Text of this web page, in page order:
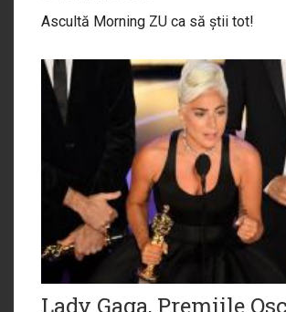
Ascultă Morning ZU ca să știi tot!
Lady Gaga, Premiile